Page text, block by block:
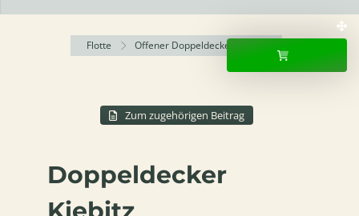
Flotte Offener Doppeldecker Kiebitz
Zum zugehörigen Beitrag
Doppeldecker